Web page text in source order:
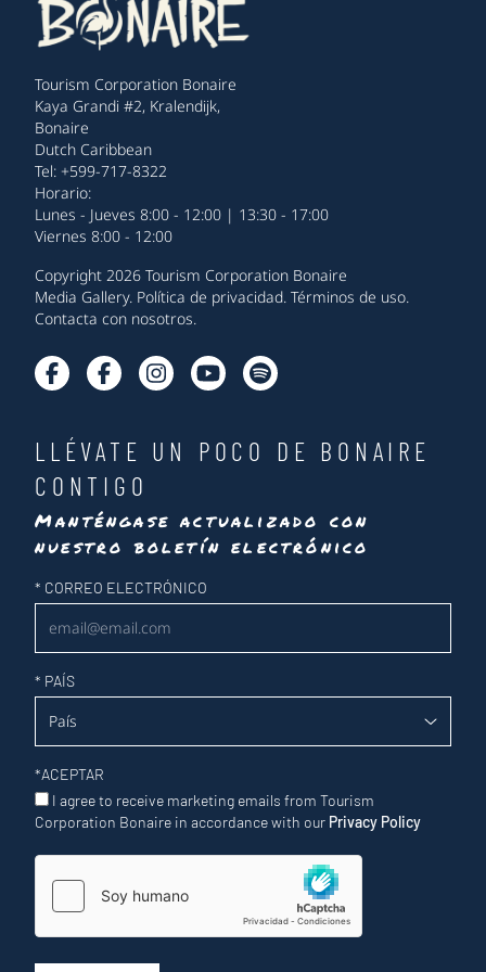
Tourism Corporation Bonaire
Kaya Grandi #2, Kralendijk,
Bonaire
Dutch Caribbean
Tel: +599-717-8322
Horario:
Lunes - Jueves 8:00 - 12:00 | 13:30 - 17:00
Viernes 8:00 - 12:00
Copyright 2026 Tourism Corporation Bonaire
Media Gallery. Política de privacidad. Términos de uso.
Contacta con nosotros.
LLÉVATE UN POCO DE BONAIRE
CONTIGO
Manténgase actualizado con
nuestro boletín electrónico
Newsletter
* CORREO ELECTRÓNICO
* PAÍS
*ACEPTAR
I agree to receive marketing emails from Tourism
Corporation Bonaire in accordance with our Privacy Policy